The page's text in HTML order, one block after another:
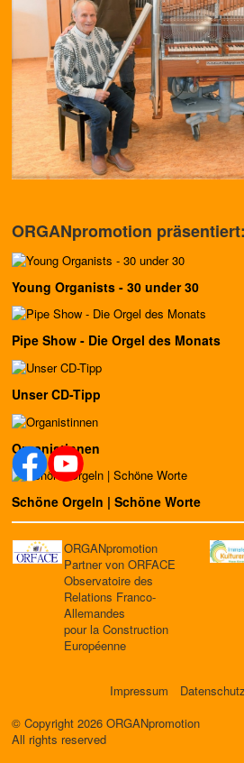
ORGANpromotion präsentiert:
Young Organists - 30 under 30
Pipe Show - Die Orgel des Monats
Unser CD-Tipp
Organistinnen
Schöne Orgeln | Schöne Worte
ORGANpromotion
Partner von ORFACE
Observatoire des
Relations Franco-
Allemandes
pour la Construction
Européenne
Impressum
© Copyright 2026 ORGANpromotion
All rights reserved